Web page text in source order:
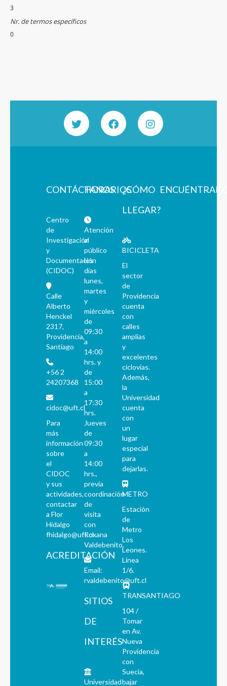
3
Nr. de termos específicos
0
CONTÁCTANOS
Centro
de
Investigación
y
Documentación
(CIDOC)
Calle
Alberto
Henckel
2317,
Providencia,
Santiago
+56 2
24207368
cidoc@uft.cl
Para
más
información
sobre
el
CIDOC
y sus
actividades,
contactar
a Flor
Hidalgo
fhidalgo@uft.cl
ACREDITACIÓN
HORARIOS
Atención
al
público
los
días
lunes,
martes
y
miércoles
de
09:30
a
14:00
hrs. y
de
15:00
a
17:30
hrs.
Jueves
de
09:30
a
14:00
hrs.,
previa
coordinación
de
visita
con
Roxana
Valdebenito.
Email:
rvaldebenito@uft.cl
SITIOS
DE
INTERÉS
Universidad
¿CÓMO
LLEGAR?
BICICLETA
El
sector
de
Providencia
cuenta
con
calles
amplias
y
excelentes
ciclovías.
Además,
la
Universidad
cuenta
con
un
lugar
especial
para
dejarlas.
METRO
Estación
de
Metro
Los
Leones.
Línea
1/6.
TRANSANTIAGO
104 /
Tomar
en Av.
Nueva
Providencia
con
Suecia,
bajar